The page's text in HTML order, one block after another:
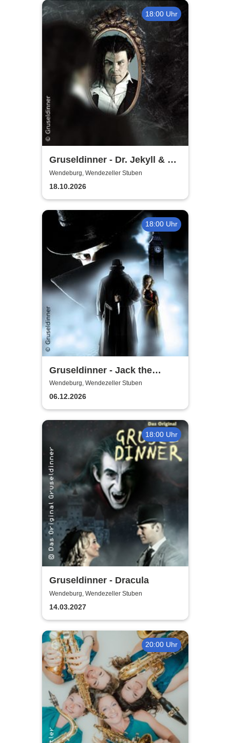
18:00 Uhr
Gruseldinner - Dr. Jekyll & Mr.
Hyde
Wendeburg, Wendezeller Stuben
18.10.2026
18:00 Uhr
Gruseldinner - Jack the
Ripper
Wendeburg, Wendezeller Stuben
06.12.2026
18:00 Uhr
Gruseldinner - Dracula
Wendeburg, Wendezeller Stuben
14.03.2027
20:00 Uhr